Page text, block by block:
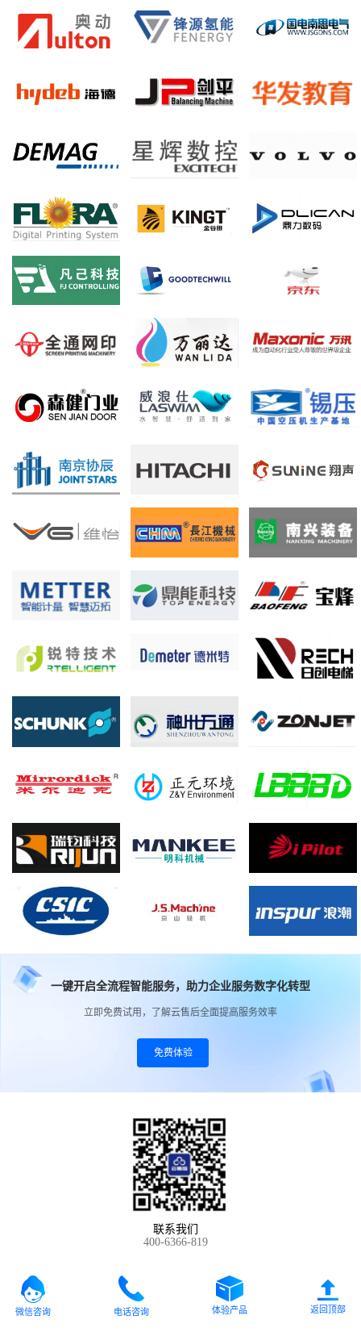
一键开启全流程智能服务，助力企业服务数字化转型
立即免费试用，了解云售后全面提高服务效率
免费体验
联系我们
400-6366-819
微信咨询 电话咨询 体验产品 返回顶部